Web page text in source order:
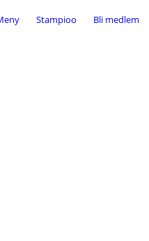
Stampioo Bli medlem